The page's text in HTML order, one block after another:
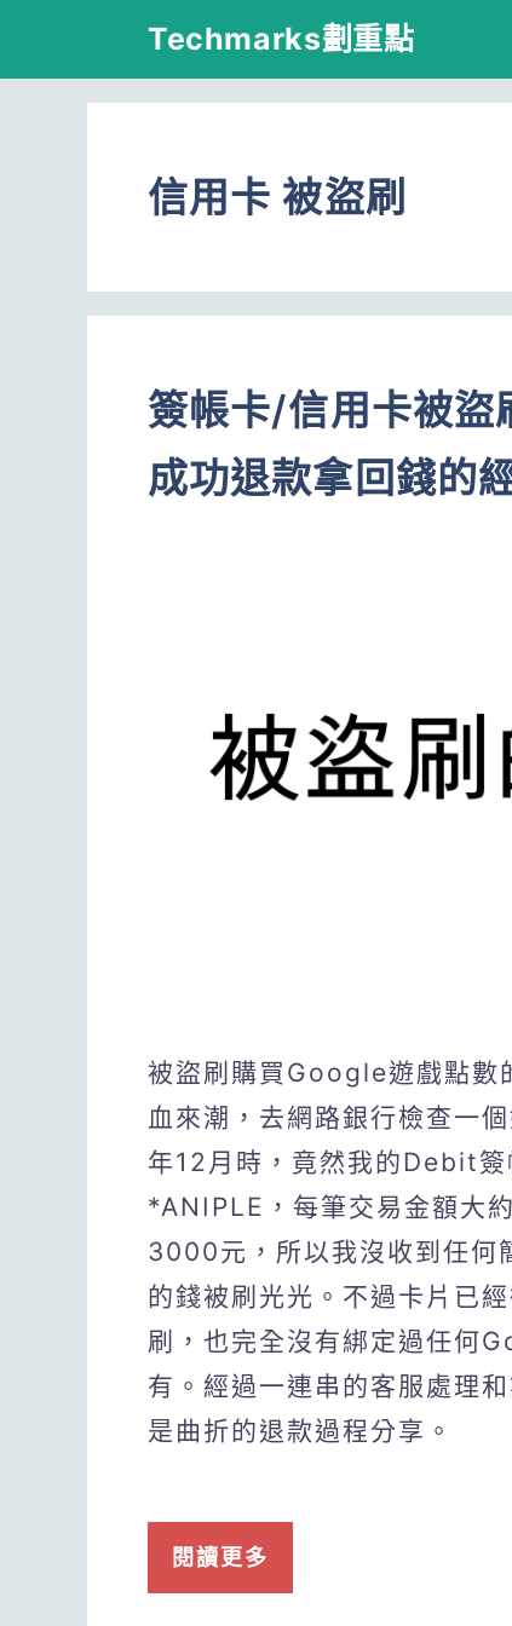
Techmarks劃重點
信用卡 被盜刷
簽帳卡/信用卡被盜
成功退款拿回錢的
被盜刷購買Google遊戲點數
血來潮，去網路銀行檢查一
年12月時，竟然我的Debit
*ANIPLE，每筆交易金額大
3000元，所以我沒收到任何
的錢被刷光光。不過卡片已
刷，也完全沒有綁定過任何
有。經過一連串的客服處理
是曲折的退款過程分享。
閱讀更多